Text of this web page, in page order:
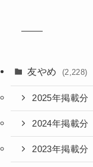
友やめ (2,228)
2025年掲載分
2024年掲載分
2023年掲載分